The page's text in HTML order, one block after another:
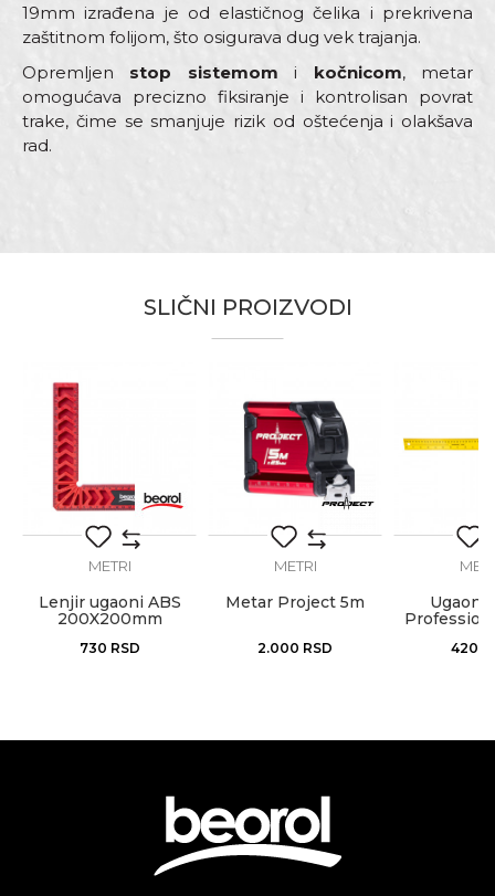
19mm izrađena je od elastičnog čelika i prekrivena
zaštitnom folijom, što osigurava dug vek trajanja.
Opremljen stop sistemom i kočnicom, metar
omogućava precizno fiksiranje i kontrolisan povrat
trake, čime se smanjuje rizik od oštećenja i olakšava
rad.
Dimenzija
19mm x 5m
Armirači, Bravari, Električari,
Monteri, Stolari, Tapetari, Tesari,
Varioci, Vodoinstalateri, Zidari
Brendovi
Poruka
Anti-spam zaštita - izračunajte koliko je 4 + 1 :
POŠALJI
SLIČNI PROIZVODI
METRI
Lenjir ugaoni ABS
200X200mm
730 RSD
METRI
Metar Project 5m
2.000 RSD
Ugaoni
420